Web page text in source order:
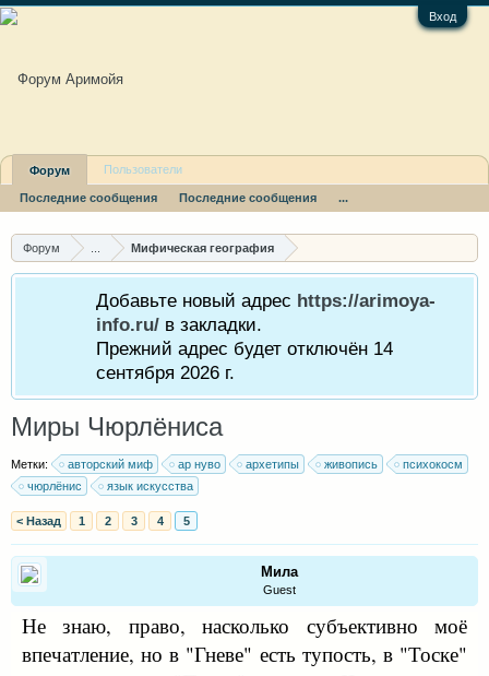
Вход
Форум Мифическая география
Добавьте новый адрес https://arimoya-
info.ru/ в закладки.
Прежний адрес будет отключён 14
сентября 2026 г.
Миры Чюрлёниса
Метки: авторский миф ар нуво архетипы живопись
психокосм
чюрлёнис
язык искусства
< Назад 1 2 3 4 5
Мила
Guest
Не знаю, право, насколько субъективно моё
впечатление, но в "Гневе" есть тупость, в "Тоске"
Форум
Последние сообщения Последние сообщения ...
Пользователи